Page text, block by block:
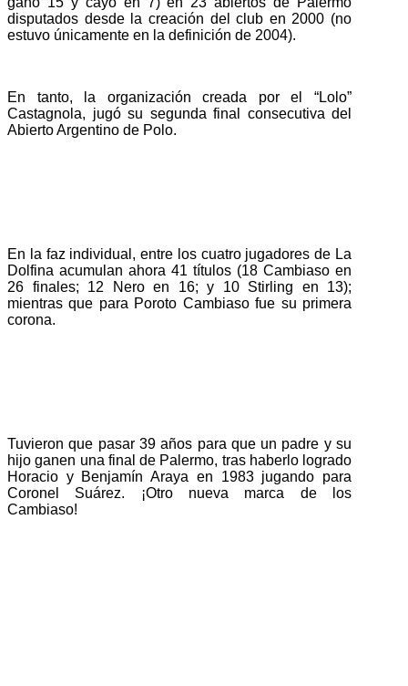
disputados desde la creación del club en 2000 (no
estuvo únicamente en la definición de 2004).
En tanto, la organización creada por el “Lolo”
Castagnola, jugó su segunda final consecutiva del
Abierto Argentino de Polo.
En la faz individual, entre los cuatro jugadores de La
Dolfina acumulan ahora 41 títulos (18 Cambiaso en
26 finales; 12 Nero en 16; y 10 Stirling en 13);
mientras que para Poroto Cambiaso fue su primera
corona.
Tuvieron que pasar 39 años para que un padre y su
hijo ganen una final de Palermo, tras haberlo logrado
Horacio y Benjamín Araya en 1983 jugando para
Coronel Suárez. ¡Otro nueva marca de los
Cambiaso!